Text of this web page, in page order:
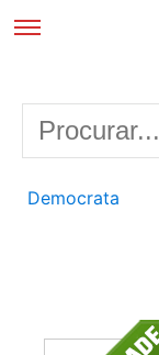
Democrata